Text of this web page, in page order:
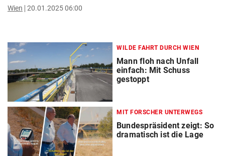
Wien 20.01.2025 06:00
WILDE FAHRT DURCH WIEN
Mann floh nach Unfall
einfach: Mit Schuss
gestoppt
MIT FORSCHER UNTERWEGS
Bundespräsident zeigt: So
dramatisch ist die Lage